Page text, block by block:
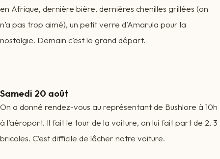
en Afrique, dernière bière, dernières chenilles grillées (on
n’a pas trop aimé), un petit verre d’Amarula pour la
nostalgie. Demain c’est le grand départ.
Samedi 20 août
On a donné rendez-vous au représentant de Bushlore à 10h
à l’aéroport. Il fait le tour de la voiture, on lui fait part de 2, 3
bricoles. C’est difficile de lâcher notre voiture.